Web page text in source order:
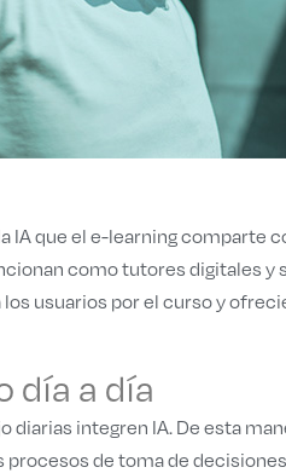
IA que el e-learning comparte
como tutores digitales y
usuarios por el curso y
día a día
diarias integren IA. De esta
de toma de